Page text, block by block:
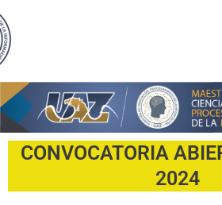
CONVOCATORIA
2024